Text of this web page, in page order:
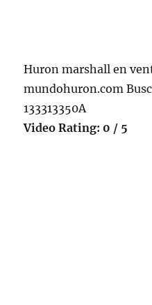
Huron marshall en
mundohuron.com
133313350A
Video Rating: 0 / 5